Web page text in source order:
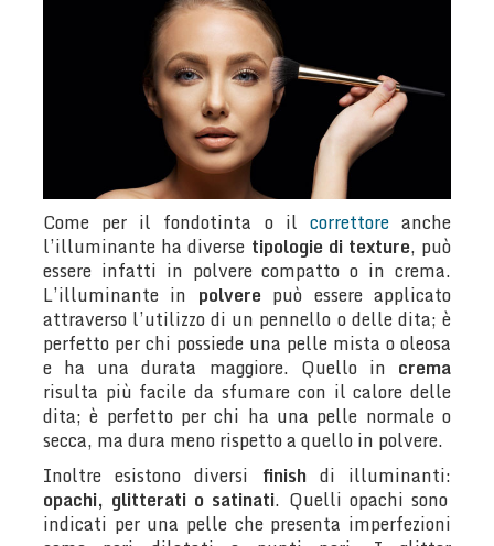
Come per il fondotinta o il correttoreanche
l’illuminante ha diverse tipologie di texture, può
essere infatti in polvere compatto o in crema.
L’illuminante in polverepuò essere applicato
attraverso l’utilizzo di un pennello o delle dita; è
perfetto per chi possiede una pelle mista o oleosa
e ha una durata maggiore. Quello in crema
risulta più facile da sfumare con il calore delle
dita; è perfetto per chi ha una pelle normale o
secca, ma dura meno rispetto a quello in polvere.
Inoltre esistono diversi finishdi illuminanti:
opachi, glitterati o satinati. Quelli opachi sono
indicati per una pelle che presenta imperfezioni